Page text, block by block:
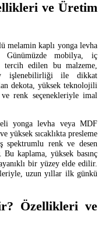
ve Üretim
melamin kaplı yonga levha
Günümüzde mobilya, iç
tercih edilen bu malzeme,
işlenebilirliği ile dikkat
dekota, yüksek teknolojili
renk seçenekleriyle imal
yonga levha veya MDF
yüksek sıcaklıkta presleme
spektrumlu renk ve desen
Bu kaplama, yüksek basınç
bir yüzey elde edilir.
uzun yıllar ilk günkü
Özellikleri ve